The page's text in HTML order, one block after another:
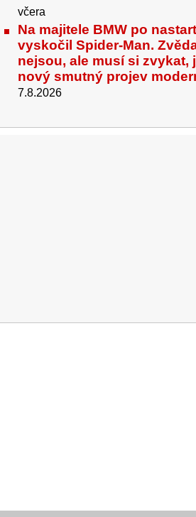
včera
Na majitele BMW po
vyskočil Spider-Man.
nejsou, ale musí si zvykat,
nový smutný projev
7.8.2026